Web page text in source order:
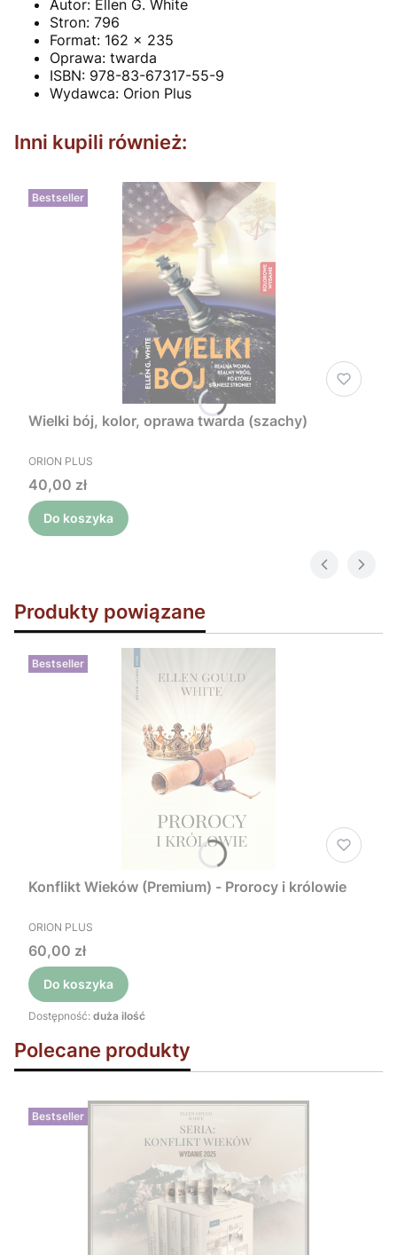
Autor: Ellen G. White
Stron: 796
Format: 162 x 235
Oprawa: twarda
ISBN: 978-83-67317-55-9
Wydawca: Orion Plus
Inni kupili również:
Bestseller
Wielki bój, kolor, oprawa twarda (szachy)
PRODUCENT
ORION PLUS
Cena
40,00 zł
Do koszyka
Produkty powiązane
Bestseller
Konflikt Wieków (Premium) - Prorocy i królowie
PRODUCENT
ORION PLUS
Cena
60,00 zł
Do koszyka
Dostępność: duża ilość
Polecane produkty
Bestseller